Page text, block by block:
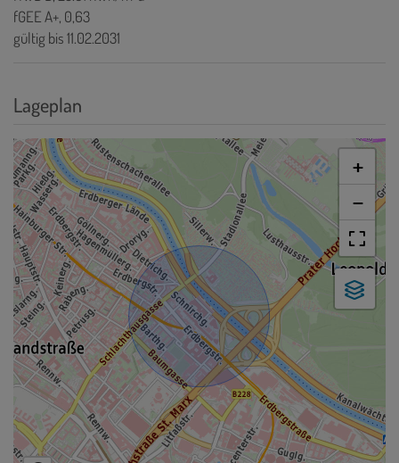
fGEEA+, 0,63
gültig bis11.02.2031
Lageplan
+
−